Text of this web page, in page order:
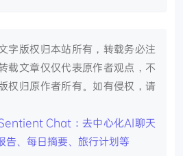
字版权归本站所有，转载务必注
载文章仅仅代表原作者观点，不
权归原作者所有。如有侵权，请
Chat：去中心化AI聊天
告、每日摘要、旅行计划等